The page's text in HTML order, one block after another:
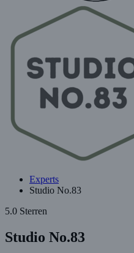
Experts
Studio No.83
5.0 Sterren
Studio No.83